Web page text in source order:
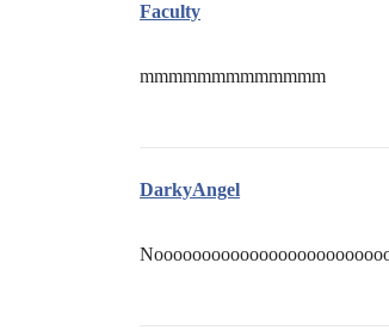
Faculty
mmmmmmmmmmmmm
DarkyAngel